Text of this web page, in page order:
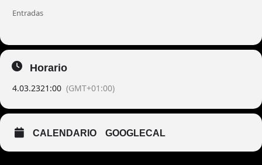
Entradas
Horario
4.03.2321:00 (GMT+01:00)
CALENDARIO GOOGLECAL